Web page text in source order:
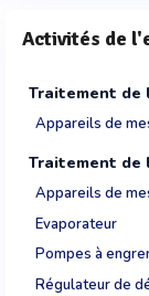
Activités de
Traitement de
Appareils de
Traitement de
Appareils de
Evaporateur
Pompes à
Régulateur de